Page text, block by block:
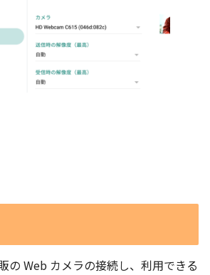
の Web カメラの接続し、利用できる